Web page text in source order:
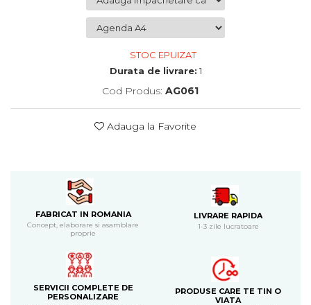
Cadouri pentru bunici
Cadouri personalizate pentru nasi
Ateliere - planse cu nisip colorat
STOC EPUIZAT
Durata de livrare: 1
Cod Produs: AG061
Adauga la Favorite
FABRICAT IN ROMANIA
Concept, elaborare si asamblare
proprie
LIVRARE RAPIDA
1-3 zile lucratoare
SERVICII COMPLETE DE
PERSONALIZARE
PRODUSE CARE TE TIN O
VIATA